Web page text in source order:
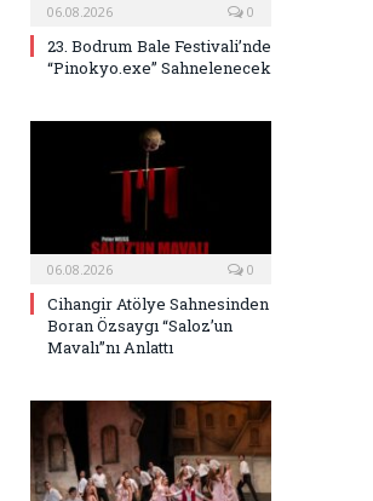
06.08.2026 0
23. Bodrum Bale Festivali’nde
“Pinokyo.exe” Sahnelenecek
06.08.2026 0
Cihangir Atölye Sahnesinden
Boran Özsaygı “Saloz’un
Mavalı”nı Anlattı